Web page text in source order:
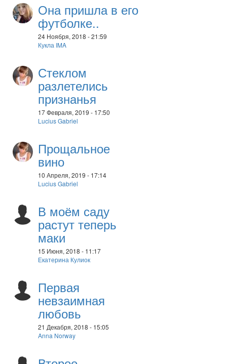
Она пришла в его
футболке..
24 Ноября, 2018 - 21:59
Кукла IMA
Стеклом
разлетелись
признанья
17 Февраля, 2019 - 17:50
Lucius Gabriel
Прощальное
вино
10 Апреля, 2019 - 17:14
Lucius Gabriel
В моём саду
растут теперь
маки
15 Июня, 2018 - 11:17
Екатерина Кулиок
Первая
невзаимная
любовь
21 Декабря, 2018 - 15:05
Anna Norway